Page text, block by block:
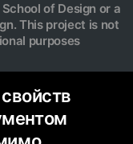
of Design or a
This project is not
purposes